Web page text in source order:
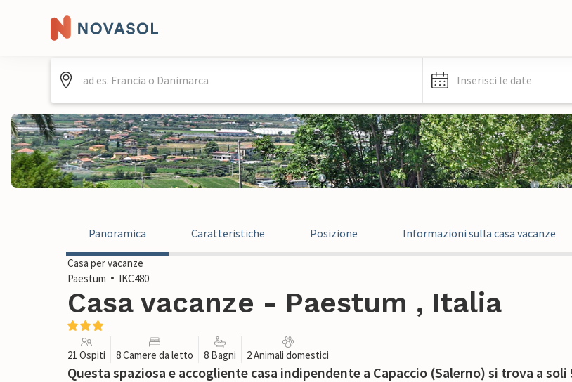
Inserisci le date
Panoramica Caratteristiche Posizione Informazioni sulla casa vacanze
Casa per vacanze
Paestum
IKC480
Casa vacanze - Paestum , Italia
21 Ospiti 8 Camere da letto 8 Bagni 2 Animali domestici
Questa spaziosa e accogliente casa indipendente a Capaccio (Salerno) si trova a soli